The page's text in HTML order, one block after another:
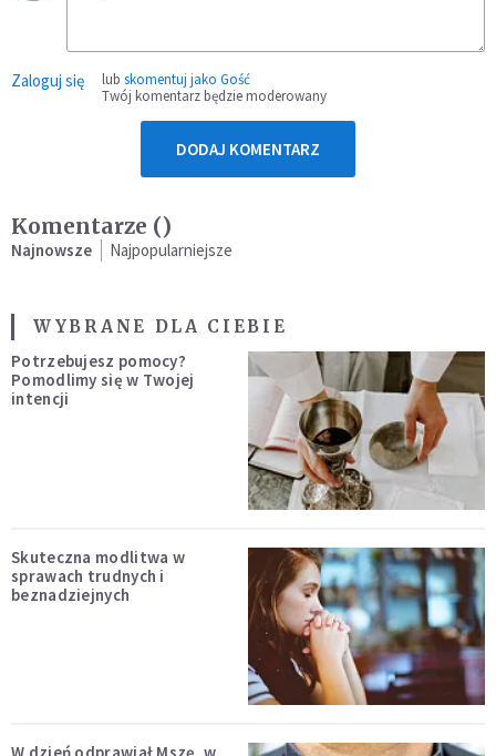
Zaloguj się lub skomentuj jako Gość
Twój komentarz będzie moderowany
DODAJ KOMENTARZ
Komentarze ()
Najnowsze Najpopularniejsze
WYBRANE DLA CIEBIE
Potrzebujesz pomocy?
Pomodlimy się w Twojej
intencji
Skuteczna modlitwa w
sprawach trudnych i
beznadziejnych